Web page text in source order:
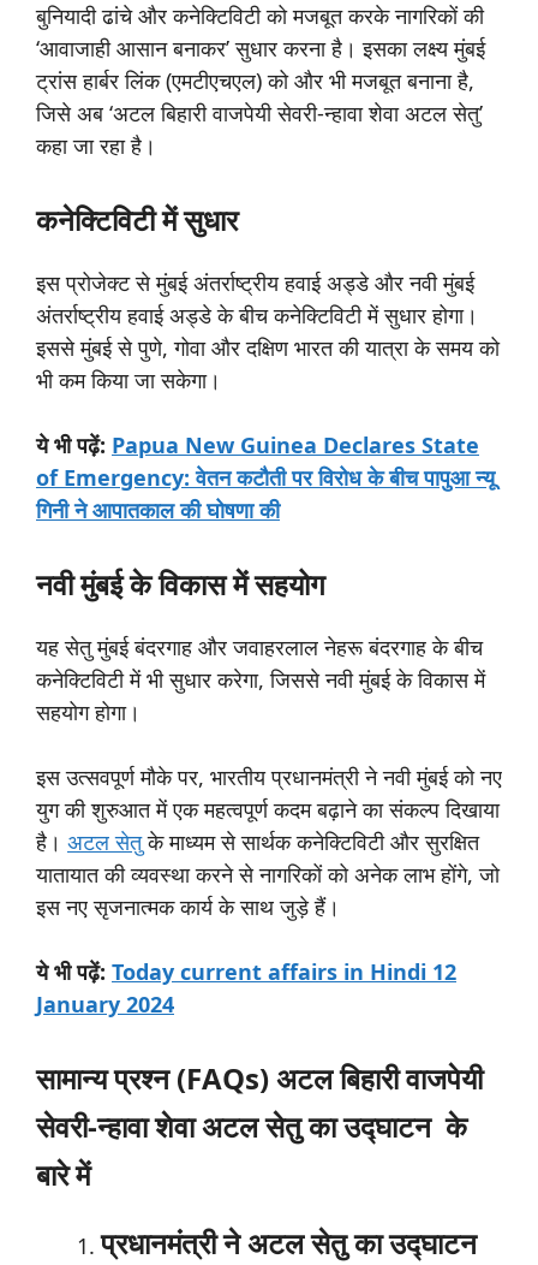
बुनियादी ढांचे और कनेक्टिविटी को मजबूत करके नागरिकों की
‘आवाजाही आसान बनाकर’ सुधार करना है। इसका लक्ष्य मुंबई
ट्रांस हार्बर लिंक (एमटीएचएल) को और भी मजबूत बनाना है,
जिसे अब ‘अटल बिहारी वाजपेयी सेवरी-न्हावा शेवा अटल सेतु’
कहा जा रहा है।
कनेक्टिविटीमेंसुधार
इस प्रोजेक्ट से मुंबई अंतर्राष्ट्रीय हवाई अड्डे और नवी मुंबई
अंतर्राष्ट्रीय हवाई अड्डे के बीच कनेक्टिविटी में सुधार होगा।
इससे मुंबई से पुणे, गोवा और दक्षिण भारत की यात्रा के समय को
भी कम किया जा सकेगा।
ये भी पढ़ें: Papua New Guinea Declares State
of Emergency: वेतन कटौती पर विरोध के बीच पापुआ न्यू
गिनी ने आपातकाल की घोषणा की
नवीमुंबईकेविकासमेंसहयोग
यह सेतु मुंबई बंदरगाह और जवाहरलाल नेहरू बंदरगाह के बीच
कनेक्टिविटी में भी सुधार करेगा, जिससे नवी मुंबई के विकास में
सहयोग होगा।
इस उत्सवपूर्ण मौके पर, भारतीय प्रधानमंत्री ने नवी मुंबई को नए
युग की शुरुआत में एक महत्वपूर्ण कदम बढ़ाने का संकल्प दिखाया
है। अटल सेतुके माध्यम से सार्थक कनेक्टिविटी और सुरक्षित
यातायात की व्यवस्था करने से नागरिकों को अनेक लाभ होंगे, जो
इस नए सृजनात्मक कार्य के साथ जुड़े हैं।
ये भी पढ़ें: Today current affairs in Hindi 12
January 2024
सामान्यप्रश्न (FAQs) अटल बिहारी वाजपेयी
सेवरी-न्हावा शेवा अटल सेतु का उद्घाटन के
बारेमें
प्रधानमंत्री ने अटल सेतु का उद्घाटन